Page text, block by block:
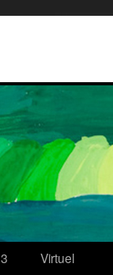
3
Virtuel